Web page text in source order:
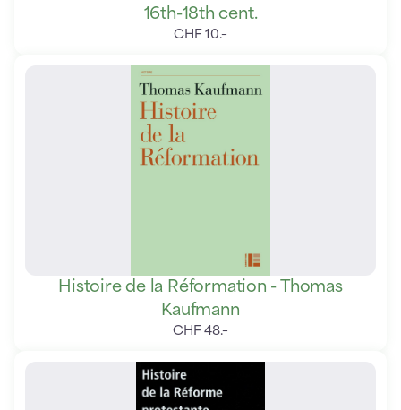
16th-18th cent.
CHF 10.–
Histoire de la Réformation - Thomas
Kaufmann
CHF 48.–